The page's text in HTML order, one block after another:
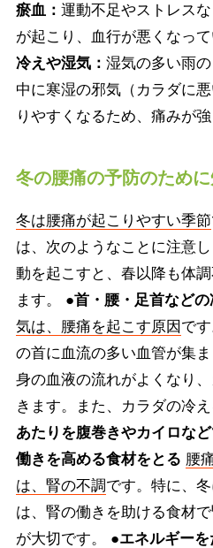
瘀血： 運動不足やストレス
が起こり、血行が悪くなって
冷えや湿気： 湿気の多い雨
中に寒湿の邪気（カラダに
りやすくなるため、痛みが強
冬の腰痛の予防のため
冬は腰痛が起こりやすい季節
は、次のようなことに注意
動を起こすと、春以降も体
ます。 ●首・腰・足首など
気は、腰痛を起こす原因 で
の首に血流の多い血管が集
身の血液の流れがよくなり
きます。また、カラダの冷え
あたりを腹巻きやカイロなど
働きを高める食材をとる 腰
は、腎の不調です。特に、
は、腎の働きを助ける食材
が大切です。 ●エネルギー